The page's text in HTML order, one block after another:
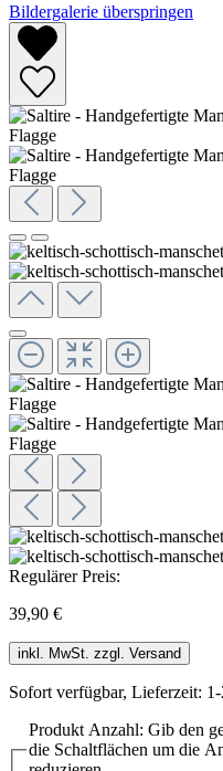
Bildergalerie überspringen
Regulärer Preis:
39,90 €
inkl. MwSt. zzgl. Versand
Sofort verfügbar, Lieferzeit: 1-
Produkt Anzahl: Gib den
die Schaltflächen um die